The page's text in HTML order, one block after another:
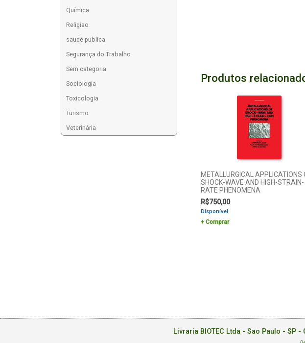
Produtos
METALLURGICAL APPLICATIONS
SHOCK-WAVE AND HIGH-STRAIN-
RATE PHENOMENA
R$750,00
Disponível
Comprar
Química
Religiao
saude publica
Segurança do Trabalho
Sem categoria
Sociologia
Toxicologia
Turismo
Veterinária
Livraria BIOTEC Ltda - Sao Paulo - SP -